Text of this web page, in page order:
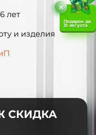
лет
и изделия
СКИДКА
Подарок до
31 августа